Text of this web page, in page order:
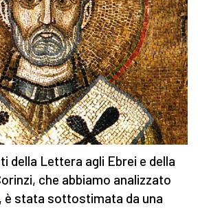
della Lettera agli Ebrei e della
che abbiamo analizzato
, è stata sottostimata da una